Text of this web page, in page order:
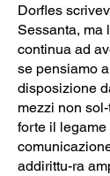
Dorfles
Sessanta, ma
continua ad
se pensiamo
disposizione
mezzi non
forte il legame
addirittu-ra